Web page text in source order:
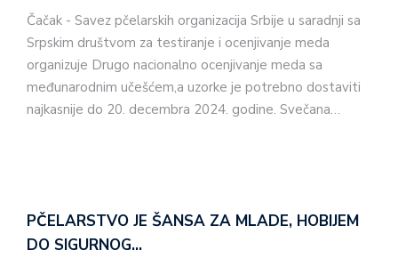
Čačak - Savez pčelarskih organizacija Srbije u saradnji sa
Srpskim društvom za testiranje i ocenjivanje meda
organizuje Drugo nacionalno ocenjivanje meda sa
međunarodnim učešćem,a uzorke je potrebno dostaviti
najkasnije do 20. decembra 2024. godine. Svečana…
PČELARSTVO JE ŠANSA ZA MLADE, HOBIJEM
DO SIGURNOG…